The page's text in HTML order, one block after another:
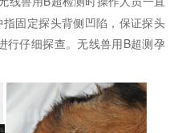
固定探头背侧凹陷，保证探头
行仔细探查。无线兽用B超测孕